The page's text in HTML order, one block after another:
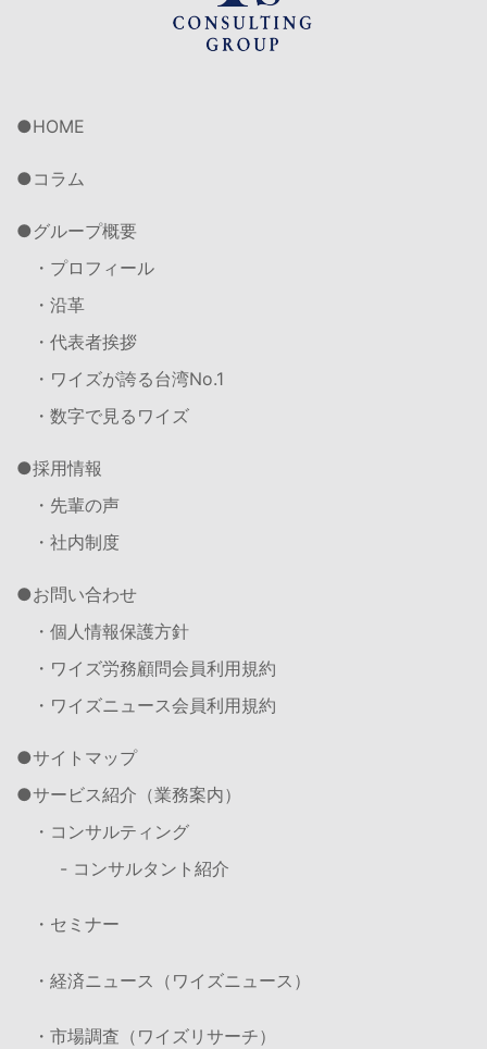
HOME
コラム
グループ概要
・プロフィール
・沿革
・代表者挨拶
・ワイズが誇る台湾No.1
・数字で見るワイズ
採用情報
・先輩の声
・社内制度
お問い合わせ
・個人情報保護方針
・ワイズ労務顧問会員利用規約
・ワイズニュース会員利用規約
サイトマップ
サービス紹介（業務案内）
・コンサルティング
- コンサルタント紹介
・セミナー
・経済ニュース（ワイズニュース）
・市場調査（ワイズリサーチ）